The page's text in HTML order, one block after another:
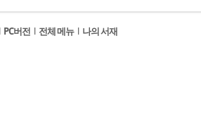
l PC버전 l 전체 메뉴 l 나의 서재